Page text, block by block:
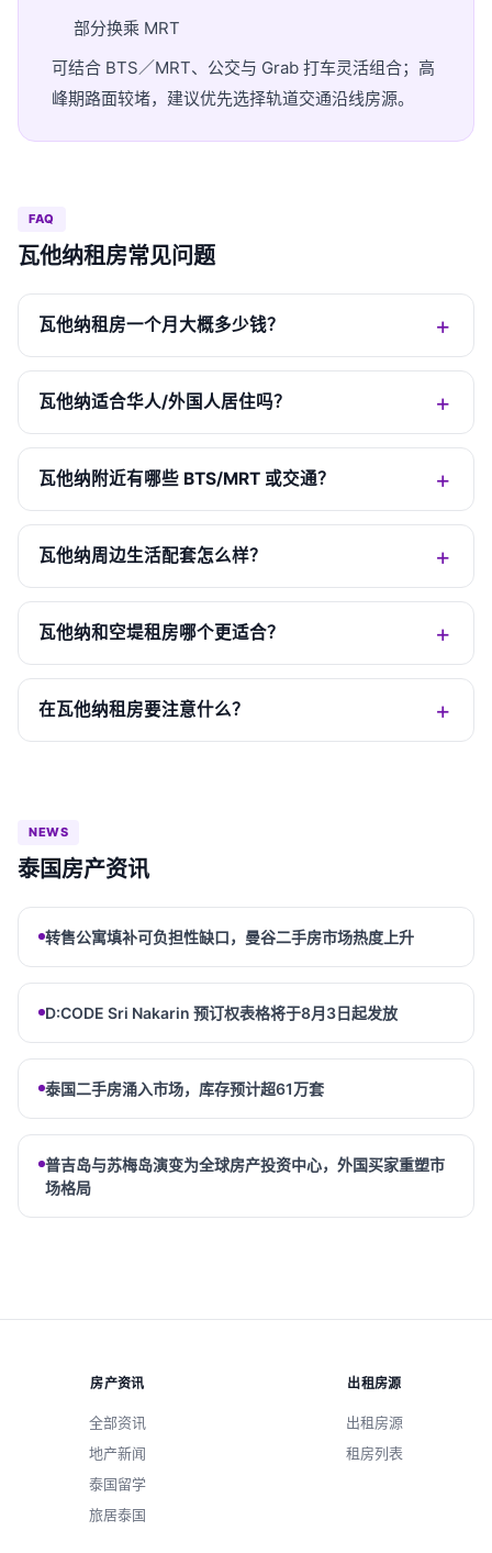
部分换乘 MRT
可结合 BTS／MRT、公交与 Grab 打车灵活组合；高
峰期路面较堵，建议优先选择轨道交通沿线房源。
FAQ
瓦他纳租房常见问题
瓦他纳租房一个月大概多少钱？
瓦他纳适合华人/外国人居住吗？
瓦他纳附近有哪些 BTS/MRT 或交通？
瓦他纳周边生活配套怎么样？
瓦他纳和空堤租房哪个更适合？
在瓦他纳租房要注意什么？
NEWS
泰国房产资讯
转售公寓填补可负担性缺口，曼谷二手房市场热度上升
D:CODE Sri Nakarin 预订权表格将于8月3日起发放
泰国二手房涌入市场，库存预计超61万套
普吉岛与苏梅岛演变为全球房产投资中心，外国买家重塑市
场格局
房产资讯
全部资讯
地产新闻
泰国留学
旅居泰国
出租房源
出租房源
租房列表